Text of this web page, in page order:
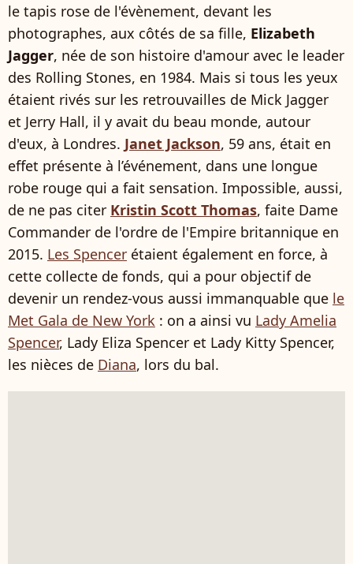
le tapis rose de l'évènement, devant les
photographes, aux côtés de sa fille, Elizabeth
Jagger, née de son histoire d'amour avec le leader
des Rolling Stones, en 1984. Mais si tous les yeux
étaient rivés sur les retrouvailles de Mick Jagger
et Jerry Hall, il y avait du beau monde, autour
d'eux, à Londres. Janet Jackson, 59 ans, était en
effet présente à l’événement, dans une longue
robe rouge qui a fait sensation. Impossible, aussi,
de ne pas citer Kristin Scott Thomas, faite Dame
Commander de l'ordre de l'Empire britannique en
2015. Les Spencer étaient également en force, à
cette collecte de fonds, qui a pour objectif de
devenir un rendez-vous aussi immanquable que le
Met Gala de New York : on a ainsi vu Lady Amelia
Spencer, Lady Eliza Spencer et Lady Kitty Spencer,
les nièces de Diana, lors du bal.